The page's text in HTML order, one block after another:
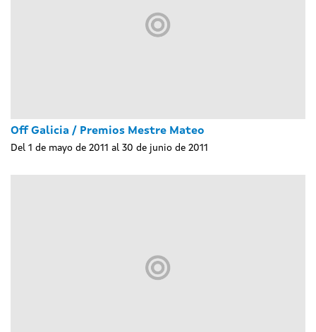
Off Galicia / Premios Mestre Mateo
Del 1 de mayo de 2011 al 30 de junio de 2011